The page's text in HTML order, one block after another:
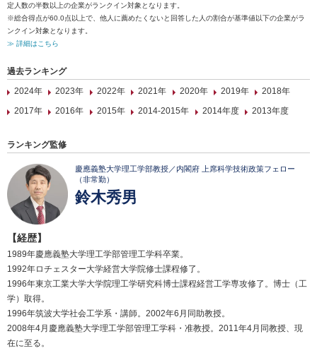
定人数の半数以上の企業がランクイン対象となります。
※総合得点が60.0点以上で、他人に薦めたくないと回答した人の割合が基準値以下の企業がラ
ンクイン対象となります。
≫ 詳細はこちら
過去ランキング
2024年
2023年 2022年 2021年 2020年 2019年
2018年
2017年
2016年 2015年 2014-2015年 2014年度 2013年度
ランキング監修
慶應義塾大学理工学部教授／内閣府 上席科学技術政策フェロー
（非常勤）
鈴木秀男
【経歴】
1989年慶應義塾大学理工学部管理工学科卒業。
1992年ロチェスター大学経営大学院修士課程修了。
1996年東京工業大学大学院理工学研究科博士課程経営工学専攻修了。博士（工
学）取得。
1996年筑波大学社会工学系・講師。2002年6月同助教授。
2008年4月慶應義塾大学理工学部管理工学科・准教授。2011年4月同教授、現
在に至る。